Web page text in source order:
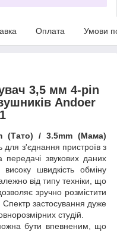
Оплата Умови
3,5 мм 4-pin
Andoer
(Тато) / 3.5mm (Мама)
для з'єднання пристроїв з
передачі звукових даних
швидкість обміну
від типу техніки, що
зручно розмістити
Спектр застосування дуже
студій.
бути впевненим, що